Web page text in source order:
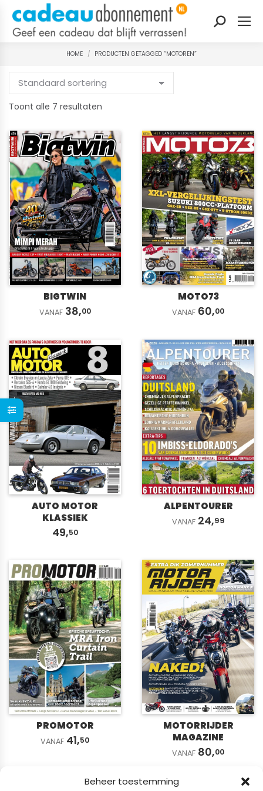
Beheer toestemming
Zoeken:
Je bent hier:
HOME PRODUCTEN GETAGGED “MOTOREN”
Toont alle 7 resultaten
nieuwste
BIGTWIN
VANAF 38,00
MOTO73
VANAF 60,00
AUTO MOTOR
KLASSIEK
49,50
ALPENTOURER
VANAF 24,99
PROMOTOR
VANAF 41,50
MOTORRIJDER
MAGAZINE
VANAF 80,00